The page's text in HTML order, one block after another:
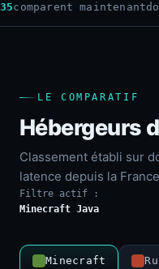
35comparent maintenant
LE COMPARATIF
Hébergeurs
Classement établi sur
latence depuis la
Filtre actif :
Minecraft Java
Minecraft